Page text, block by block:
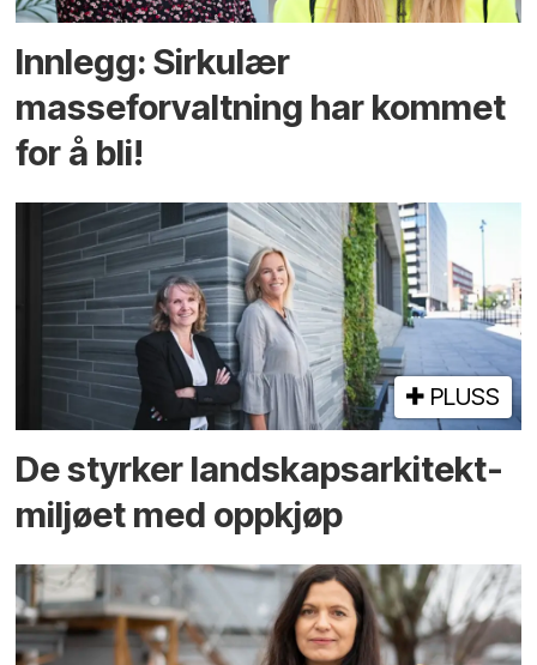
Innlegg: Sirkulær
masseforvaltning har kommet
for å bli!
PLUSS
De styrker landskaps­arkitekt­
miljøet med oppkjøp